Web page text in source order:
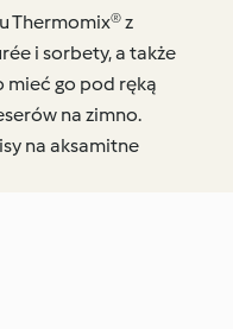
Thermomix® z
i sorbety, a także
mieć go pod ręką
na zimno.
na aksamitne